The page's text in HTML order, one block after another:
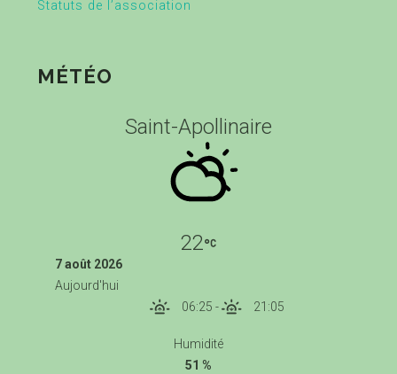
Statuts de l’association
MÉTÉO
Saint-Apollinaire
22
7 août 2026
Aujourd'hui
06:25 - 21:05
Humidité
51 %